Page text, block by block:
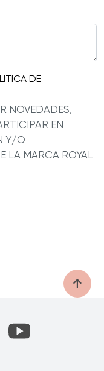
DE
NOVEDADES,
EN
Y/O
LA MARCA ROYAL